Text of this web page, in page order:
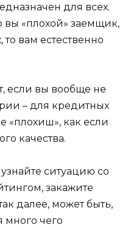
для всех.
вы «плохой» заемщик,
вам естественно
если вы вообще не
– для кредитных
«плохиш», как если
качества.
ситуацию со
закажите
далее, может быть,
много чего